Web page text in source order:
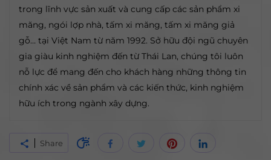
trong lĩnh vực sản xuất và cung cấp các sản phẩm xi
măng, ngói lợp nhà, tấm xi măng, tấm xi măng giả
gỗ… tại Việt Nam từ năm 1992. Sở hữu đội ngũ chuyên
gia giàu kinh nghiệm đến từ Thái Lan, chúng tôi luôn
nỗ lực để mang đến cho khách hàng những thông tin
chính xác về sản phẩm và các kiến thức, kinh nghiệm
hữu ích trong ngành xây dựng.
Share